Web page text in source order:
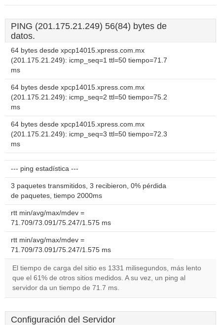
PING (201.175.21.249) 56(84) bytes de
datos.
64 bytes desde xpcp14015.xpress.com.mx
(201.175.21.249): icmp_seq=1 ttl=50 tiempo=71.7
ms
64 bytes desde xpcp14015.xpress.com.mx
(201.175.21.249): icmp_seq=2 ttl=50 tiempo=75.2
ms
64 bytes desde xpcp14015.xpress.com.mx
(201.175.21.249): icmp_seq=3 ttl=50 tiempo=72.3
ms
--- ping estadística ---
3 paquetes transmitidos, 3 recibieron, 0% pérdida
de paquetes, tiempo 2000ms
rtt min/avg/max/mdev =
71.709/73.091/75.247/1.575 ms
rtt min/avg/max/mdev =
71.709/73.091/75.247/1.575 ms
El tiempo de carga del sitio es 1331 milisegundos, más lento
que el 61% de otros sitios medidos. A su vez, un ping al
servidor da un tiempo de 71.7 ms.
Configuración del Servidor